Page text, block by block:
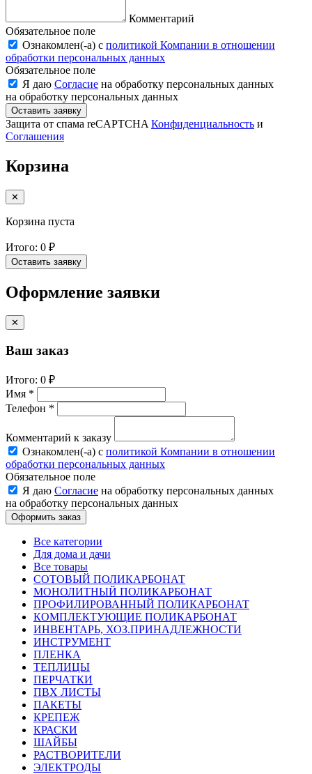
Комментарий
Обязательное поле
Ознакомлен(-a) с политикой Компании в отношении
обработки персональных данных
Обязательное поле
Я даю Согласие на обработку персональных данных
на обработку персональных данных
Оставить заявку
Защита от спама reCAPTCHA Конфиденциальность и
Соглашения
Корзина
✕
Корзина пуста
Итого: 0 ₽
Оставить заявку
Оформление заявки
✕
Ваш заказ
Итого: 0 ₽
Имя *
Телефон *
Комментарий к заказу
Ознакомлен(-a) с политикой Компании в отношении
обработки персональных данных
Обязательное поле
Я даю Согласие на обработку персональных данных
на обработку персональных данных
Оформить заказ
Все категории
Для дома и дачи
Все товары
СОТОВЫЙ ПОЛИКАРБОНАТ
МОНОЛИТНЫЙ ПОЛИКАРБОНАТ
ПРОФИЛИРОВАННЫЙ ПОЛИКАРБОНАТ
КОМПЛЕКТУЮЩИЕ ПОЛИКАРБОНАТ
ИНВЕНТАРЬ, ХОЗ.ПРИНАДЛЕЖНОСТИ
ИНСТРУМЕНТ
ПЛЕНКА
ТЕПЛИЦЫ
ПЕРЧАТКИ
ПВХ ЛИСТЫ
ПАКЕТЫ
КРЕПЕЖ
КРАСКИ
ШАЙБЫ
РАСТВОРИТЕЛИ
ЭЛЕКТРОДЫ